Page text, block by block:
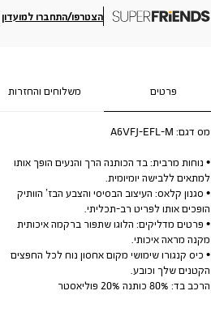
הצטרפו/התחברו למועדון
פרטים משלוחים והחזרות
מס דגם: A6VFJ-EFL-M
• נוחות מרבית: בד הכותנה הרך והנעים הופך אותו
למתאים ללבישה יומיומית.
• סגנון קלאס: העיצוב הבסיסי והצבע הבז’ הוותיק
הופכים אותו לפריט רב-תכליתי.
• פרטים מדליקים: הלוגו שתפור ברקמה איכותית
מקנה מראה איכותי.
• כיס קנגורו שימושי מקום אחסון נוח לכל החפצים
הקטנים שלך וכובע.
הרכב בד: 80% כותנה 20% פוליאסטר